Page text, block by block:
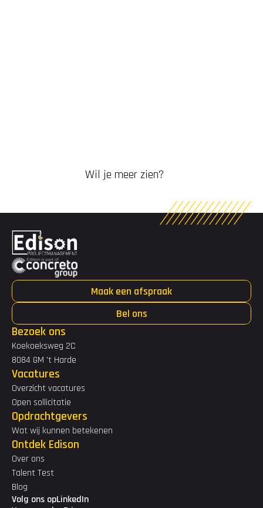
Wil je meer zien?
Maak een afspraak
Bel ons
Bezoek ons
Koekoeksweg 2C
8084 GM 't Harde
Vacatures
Overzicht vacatures
Open sollicitatie
Opdrachtgevers
Wat wij kunnen betekenen
Ontdek Edison
Over ons
Talent Test
Blog
Volg ons opLinkedIn